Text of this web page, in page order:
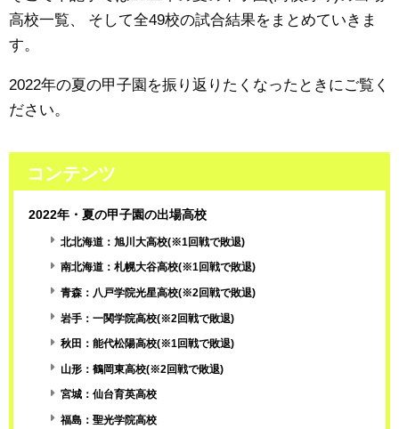
高校一覧、
そして全49校の試合結果をまとめていきま
す。
2022年の夏の甲子園を振り返りたくなったときにご覧く
ださい。
コンテンツ
2022年・夏の甲子園の出場高校
北北海道：旭川大高校(※1回戦で敗退)
南北海道：札幌大谷高校(※1回戦で敗退)
青森：八戸学院光星高校(※2回戦で敗退)
岩手：一関学院高校(※2回戦で敗退)
秋田：能代松陽高校(※1回戦で敗退)
山形：鶴岡東高校(※2回戦で敗退)
宮城：仙台育英高校
福島：聖光学院高校